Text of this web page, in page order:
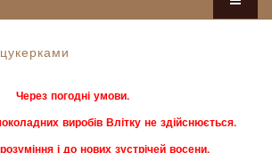
Через погодні умови.
виробів Влітку не здійснюється.